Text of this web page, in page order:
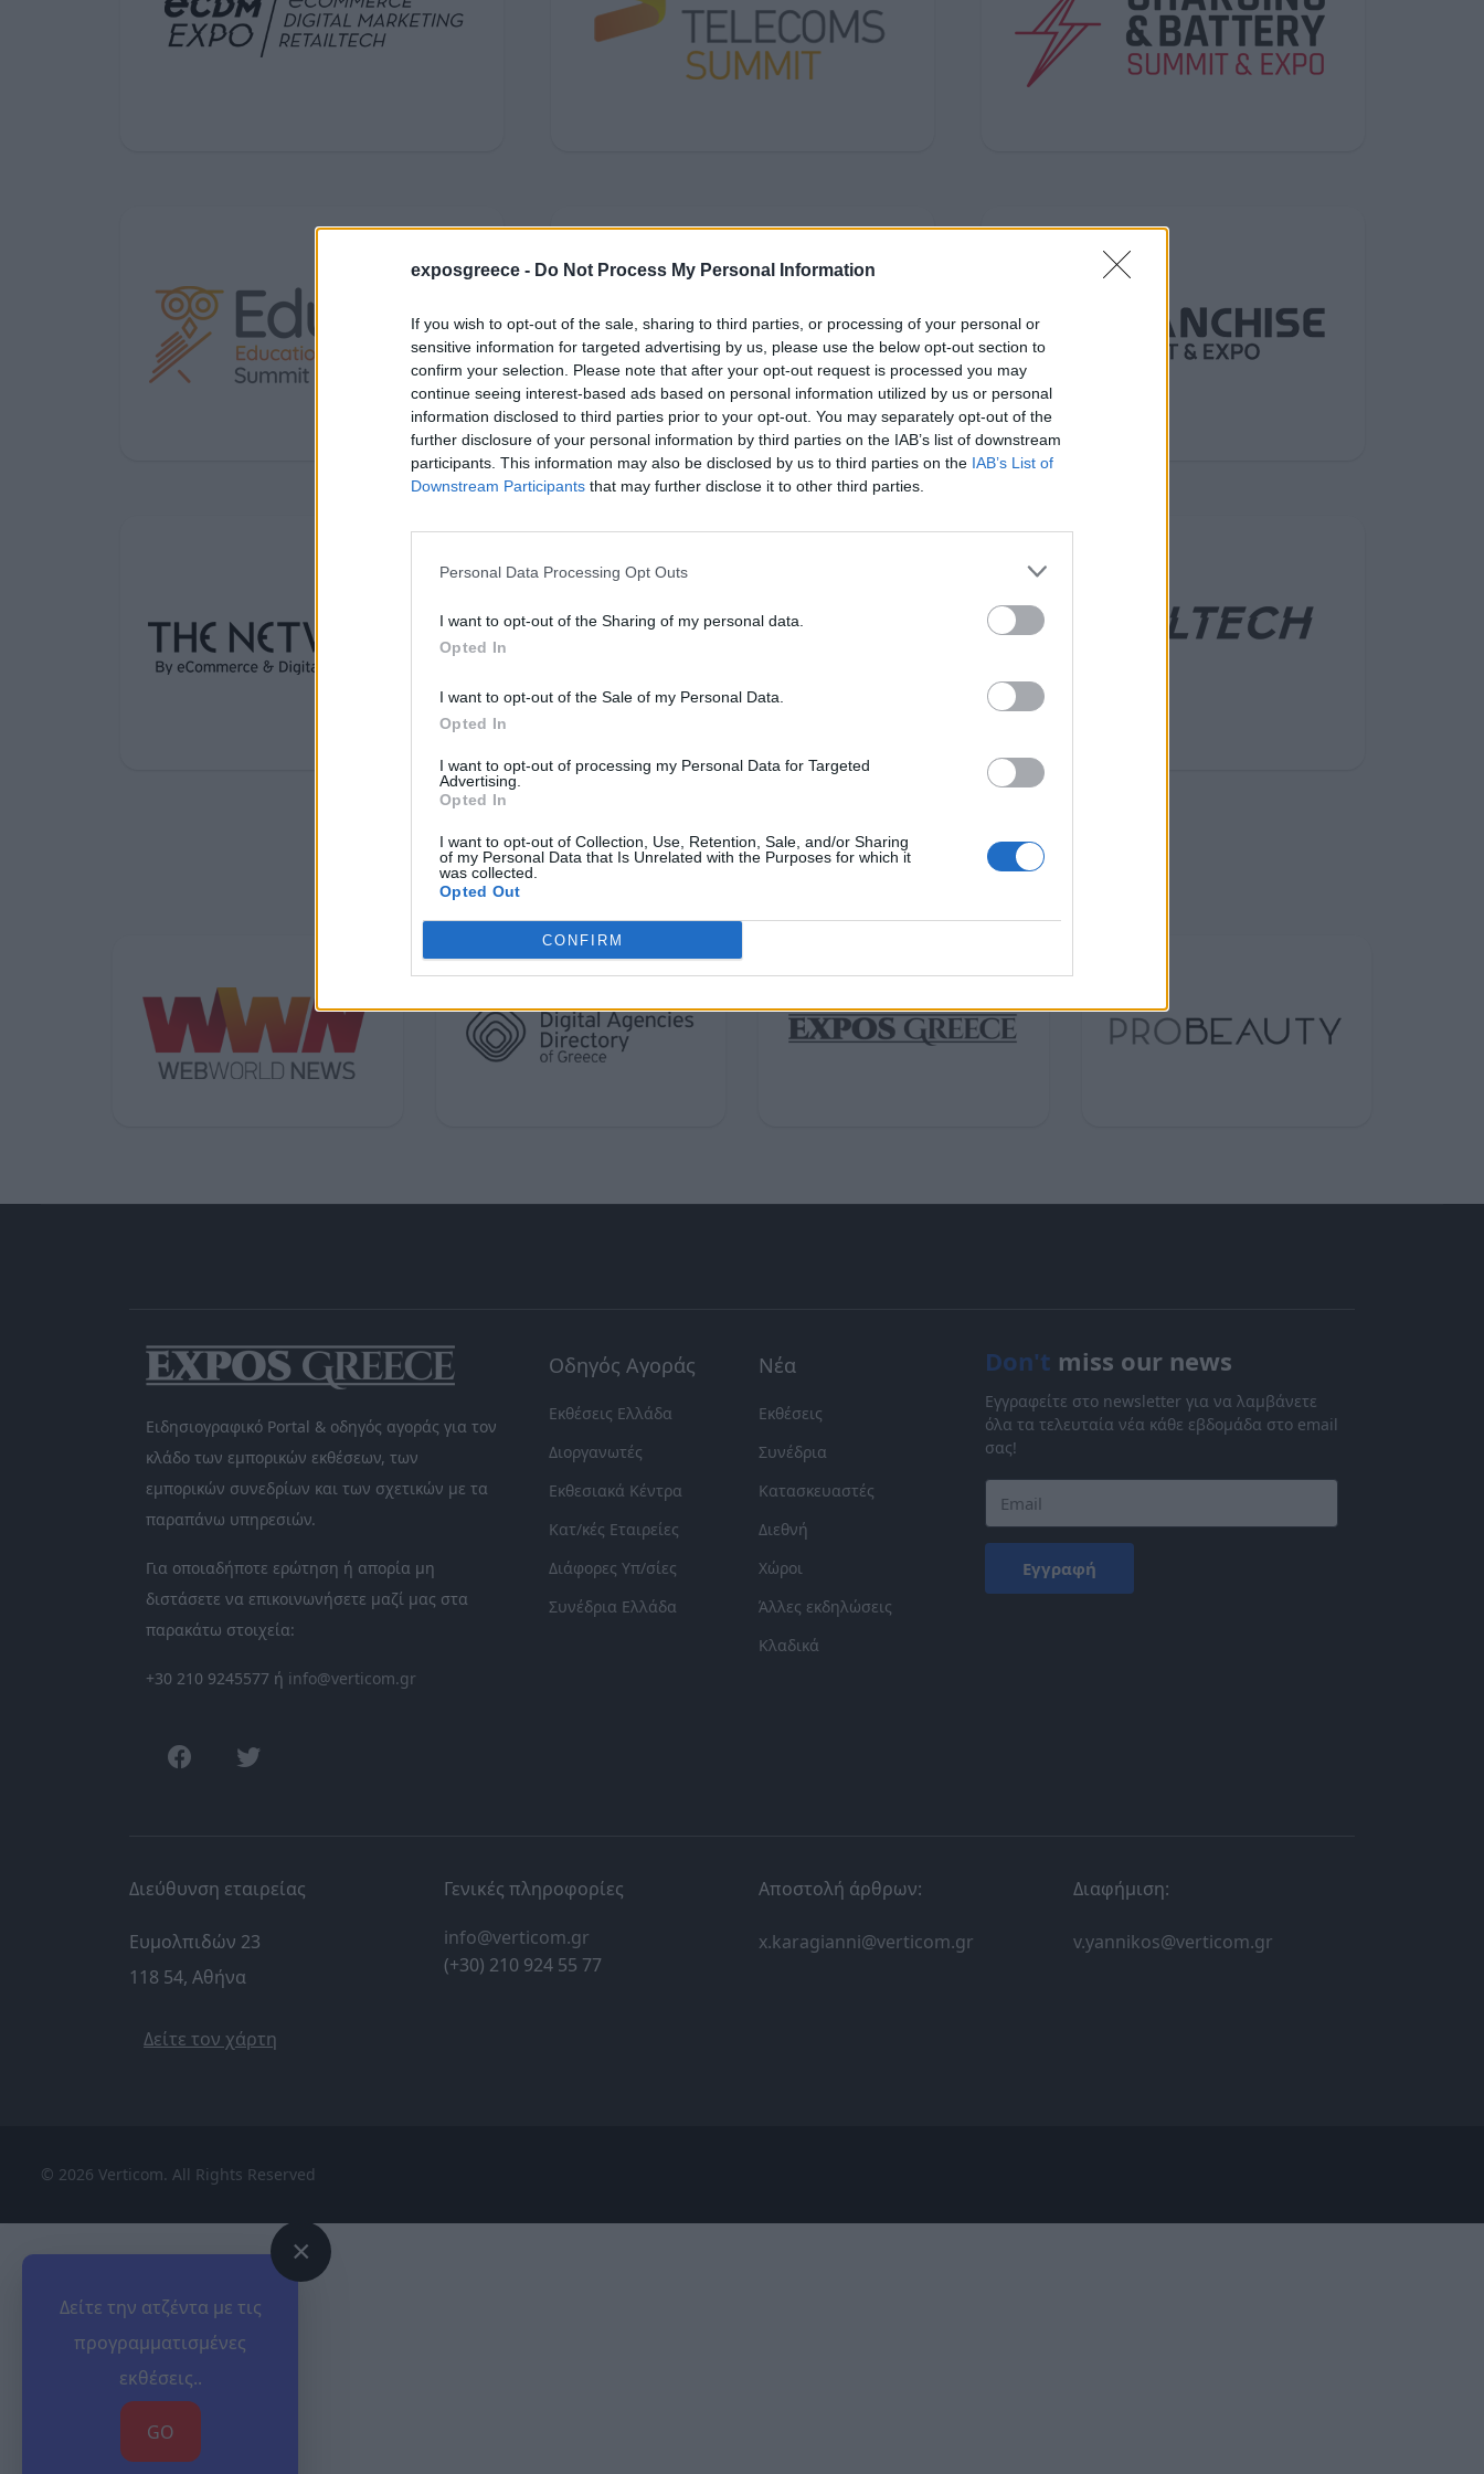
exposgreece - Do Not Process My Personal Information
If you wish to opt-out of the sale, sharing to third parties, or processing of your personal or
sensitive information for targeted advertising by us, please use the below opt-out section to
confirm your selection. Please note that after your opt-out request is processed you may
continue seeing interest-based ads based on personal information utilized by us or personal
information disclosed to third parties prior to your opt-out. You may separately opt-out of the
further disclosure of your personal information by third parties on the IAB’s list of downstream
participants. This information may also be disclosed by us to third parties on the IAB’s List of
Downstream Participants that may further disclose it to other third parties.
Personal Data Processing Opt Outs
I want to opt-out of the Sharing of my personal data.
Opted In
I want to opt-out of the Sale of my Personal Data.
Opted In
I want to opt-out of processing my Personal Data for Targeted
Advertising.
Opted In
I want to opt-out of Collection, Use, Retention, Sale, and/or Sharing
of my Personal Data that Is Unrelated with the Purposes for which it
was collected.
Opted Out
CONFIRM
News Portals
Ειδησιογραφικό Portal & οδηγός αγοράς για τον
κλάδο των εμπορικών εκθέσεων, των
εμπορικών συνεδρίων και των σχετικών με τα
παραπάνω υπηρεσιών.
Για οποιαδήποτε ερώτηση ή απορία μη
διστάσετε να επικοινωνήσετε μαζί μας στα
παρακάτω στοιχεία:
+30 210 9245577 ή info@verticom.gr
facebook
Οδηγός Αγοράς
Εκθέσεις Ελλάδα
Διοργανωτές
Εκθεσιακά Κέντρα
Κατ/κές Εταιρείες
Διάφορες Υπ/σίες
Συνέδρια Ελλάδα
Νέα
Εκθέσεις
Συνέδρια
Κατασκευαστές
Διεθνή
Χώροι
Άλλες εκδηλώσεις
Κλαδικά
Don't miss our news
Εγγραφείτε στο newsletter για να λαμβάνετε
όλα τα τελευταία νέα κάθε εβδομάδα στο email
σας!
Εγγραφή
Διεύθυνση εταιρείας
Ευμολπιδών 23
118 54, Αθήνα
Δείτε τον χάρτη
Γενικές πληροφορίες
info@verticom.gr
(+30) 210 924 55 77
Αποστολή άρθρων:
x.karagianni@verticom.gr
Διαφήμιση:
v.yannikos@verticom.gr
© 2026 Verticom. All Rights Reserved
×
Δείτε την ατζέντα με τις
προγραμματισμένες
εκθέσεις..
GO